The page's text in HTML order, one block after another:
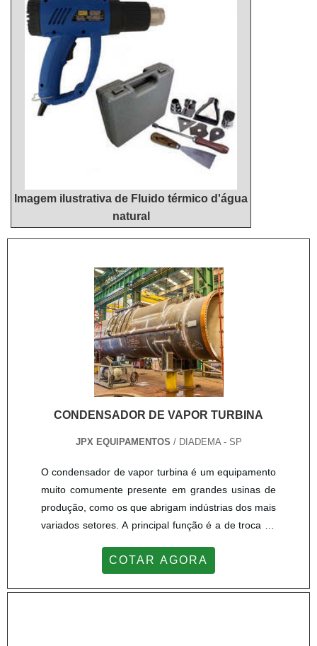
Imagem ilustrativa de Fluido térmico d'água
natural
CONDENSADOR DE VAPOR TURBINA
JPX EQUIPAMENTOS / DIADEMA - SP
O condensador de vapor turbina é um equipamento
muito comumente presente em grandes usinas de
produção, como os que abrigam indústrias dos mais
variados setores. A principal função é a de troca de
trocador de calor. Na parte interna do condensador
permanecem constantemente circulando neste
COTAR AGORA